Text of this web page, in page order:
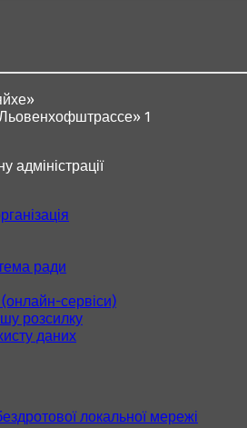
1
адміністрації
ради
сервіси)
розсилку
даних
локальної мережі